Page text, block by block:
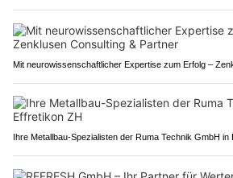
Mit neurowissenschaftlicher Expertise zum Erfolg –
Ihre Metallbau-Spezialisten der Ruma Technik GmbH in